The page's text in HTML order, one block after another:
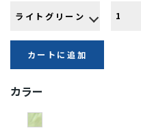
カートに追加
カラー